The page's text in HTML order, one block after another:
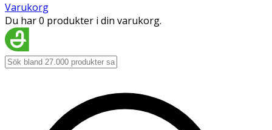
Varukorg
Du har 0 produkter i din varukorg.